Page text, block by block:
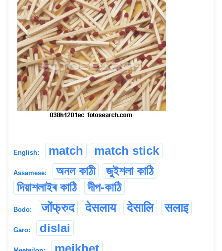
English: match match stick
Assamese: অনল কাঠী
জুইশলা কাঠি
দিয়াশলাইৰ কাঠি
দীপ-কাঠি
Bodo: जोंफ्रुद देसलाय देसालि सलाइ
Garo: dislai